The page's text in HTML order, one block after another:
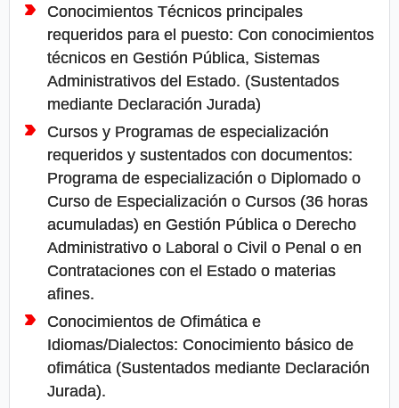
Conocimientos Técnicos principales
requeridos para el puesto: Con conocimientos
técnicos en Gestión Pública, Sistemas
Administrativos del Estado. (Sustentados
mediante Declaración Jurada)
Cursos y Programas de especialización
requeridos y sustentados con documentos:
Programa de especialización o Diplomado o
Curso de Especialización o Cursos (36 horas
acumuladas) en Gestión Pública o Derecho
Administrativo o Laboral o Civil o Penal o en
Contrataciones con el Estado o materias
afines.
Conocimientos de Ofimática e
Idiomas/Dialectos: Conocimiento básico de
ofimática (Sustentados mediante Declaración
Jurada).